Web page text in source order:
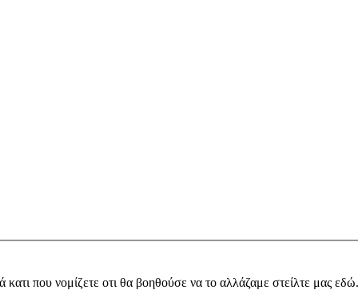
που νομίζετε οτι θα βοηθούσε να το αλλάζαμε στείλτε μας